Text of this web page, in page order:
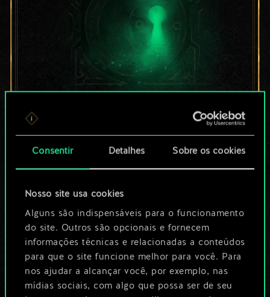
Consentir Detalhes Sobre os cookies
Nosso site usa cookies
Alguns são indispensáveis para o funcionamento
do site. Outros são opcionais e fornecem
informações técnicas e relacionadas a conteúdos
para que o site funcione melhor para você. Para
nos ajudar a alcançar você, por exemplo, nas
mídias sociais, com algo que possa ser de seu
Por enquanto, isto é
apenas um conjunto
de cartas
compartilhado.
No entanto, dá para
ser muito mais!